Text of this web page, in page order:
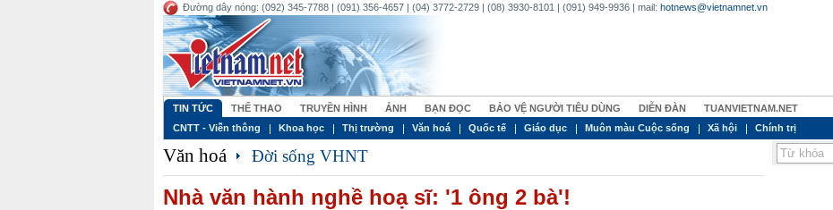
Đường dây nóng: (092) 345-7788 | (091) 356-4657 | (04) 3772-2729 | (08) 3930-8101 | (091) 949-9936 | mail: hotnews@vietnamnet.vn
TIN TỨC THỂ THAO TRUYỀN HÌNH ẢNH BẠN ĐỌC BẢO VỆ NGƯỜI TIÊU DÙNG DIỄN ĐÀN
TUANVIETNAM.NET
CNTT - Viễn thông
Khoa học Thị trường Văn hoá Quốc tế Giáo dục Muôn màu Cuộc sống Xã hội Chính trị
Văn hoá Đời sống VHNT
Nhà văn hành nghề hoạ sĩ: '1 ông 2 bà'!